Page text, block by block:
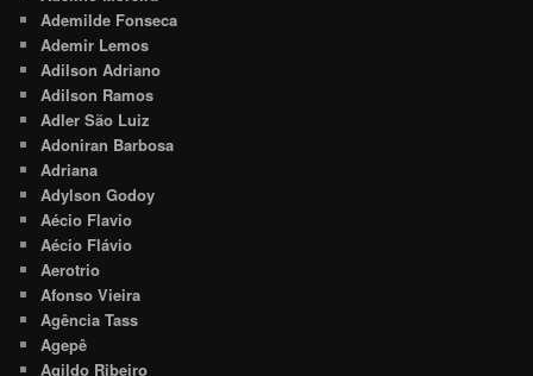
Ademilde Fonseca
Ademir Lemos
Adilson Adriano
Adilson Ramos
Adler São Luiz
Adoniran Barbosa
Adriana
Adylson Godoy
Aécio Flavio
Aécio Flávio
Aerotrio
Afonso Vieira
Agência Tass
Agepê
Agildo Ribeiro